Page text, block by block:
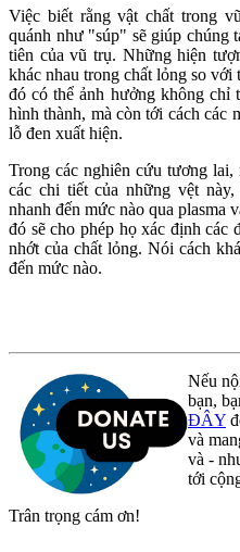
Việc biết rằng vật chất trong
quánh như "súp" sẽ giúp chúng
tiên của vũ trụ. Những hiện
khác nhau trong chất lỏng so với
đó có thể ảnh hưởng không chỉ
hình thành, mà còn tới cách các
lỗ đen xuất hiện.
Trong các nghiên cứu tương
các chi tiết của những vệt
nhanh đến mức nào qua plasma
đó sẽ cho phép họ xác định các
nhớt của chất lỏng. Nói cách
đến mức nào.
Nếu
bạn,
ĐÂY
và
và -
tới
Trân trọng cám ơn!